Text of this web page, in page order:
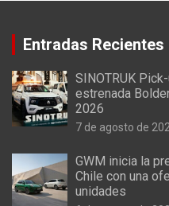
Entradas Recientes
SINOTRUK
estrenada
2026
7 de agosto de
GWM inicia la
Chile con una
unidades